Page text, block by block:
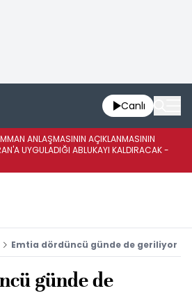
Canlı
ANLAŞMASININ AÇIKLANMASININ
UYGULADIĞI ABLUKAYI KALDIRACAK -
Emtia dördüncü günde de geriliyor
günde de